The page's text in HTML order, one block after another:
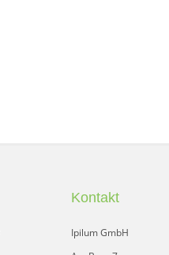
Kontakt
Ipilum GmbH